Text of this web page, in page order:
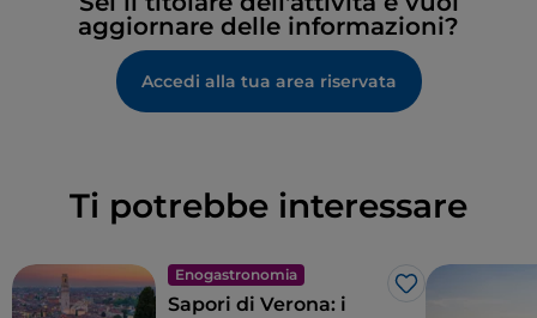
aggiornare delle informazioni?
Accedi alla tua area riservata
Ti potrebbe interessare
Enogastronomia
Like
Sapori di Verona: i